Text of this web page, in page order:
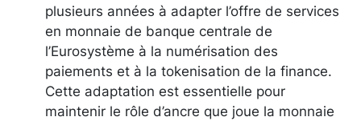
plusieurs années à adapter l’offre de services
en monnaie de banque centrale de
l’Eurosystème à la numérisation des
paiements et à la tokenisation de la finance.
Cette adaptation est essentielle pour
maintenir le rôle d’ancre que joue la monnaie